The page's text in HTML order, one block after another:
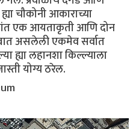
चौकोनी आकाराच्या
एक आयताकृती आणि दोन
असलेली एकमेव सर्वात
ह्या लहानशा किल्ल्याला
योग्य ठरेल.